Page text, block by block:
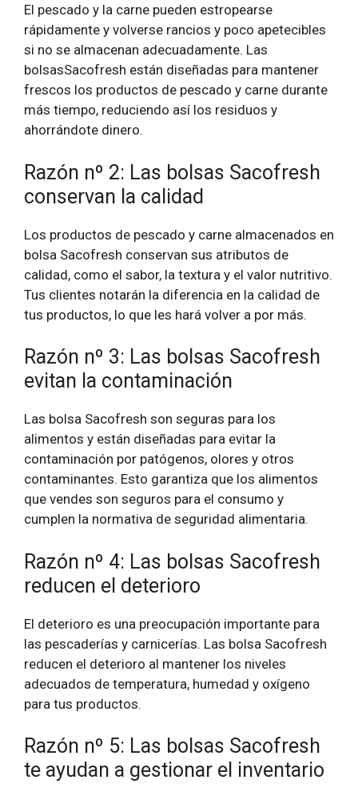
El pescado y la carne pueden estropearse
rápidamente y volverse rancios y poco apetecibles
si no se almacenan adecuadamente. Las
bolsasSacofresh están diseñadas para mantener
frescos los productos de pescado y carne durante
más tiempo, reduciendo así los residuos y
ahorrándote dinero.
Razón nº 2: Las bolsas Sacofresh
conservan la calidad
Los productos de pescado y carne almacenados en
bolsa Sacofresh conservan sus atributos de
calidad, como el sabor, la textura y el valor nutritivo.
Tus clientes notarán la diferencia en la calidad de
tus productos, lo que les hará volver a por más.
Razón nº 3: Las bolsas Sacofresh
evitan la contaminación
Las bolsa Sacofresh son seguras para los
alimentos y están diseñadas para evitar la
contaminación por patógenos, olores y otros
contaminantes. Esto garantiza que los alimentos
que vendes son seguros para el consumo y
cumplen la normativa de seguridad alimentaria.
Razón nº 4: Las bolsas Sacofresh
reducen el deterioro
El deterioro es una preocupación importante para
las pescaderías y carnicerías. Las bolsa Sacofresh
reducen el deterioro al mantener los niveles
adecuados de temperatura, humedad y oxígeno
para tus productos.
Razón nº 5: Las bolsas Sacofresh
te ayudan a gestionar el inventario